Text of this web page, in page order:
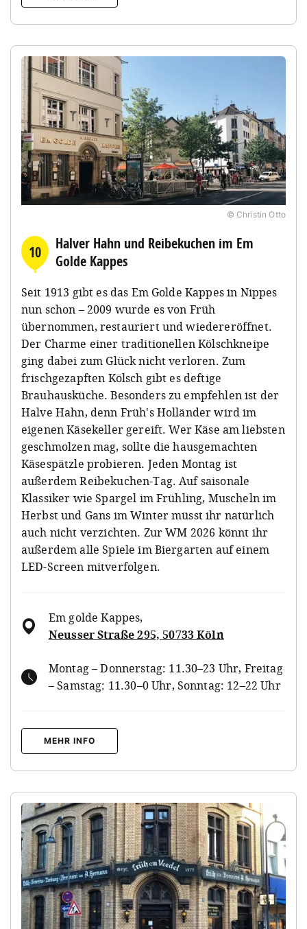
© Christin Otto
10
Halver Hahn und Reibekuchen im Em
Golde Kappes
Seit 1913 gibt es das Em Golde Kappes in Nippes
nun schon – 2009 wurde es von Früh
übernommen, restauriert und wiedereröffnet.
Der Charme einer traditionellen Kölschkneipe
ging dabei zum Glück nicht verloren. Zum
frischgezapften Kölsch gibt es deftige
Brauhausküche. Besonders zu empfehlen ist der
Halve Hahn, denn Früh's Holländer wird im
eigenen Käsekeller gereift. Wer Käse am liebsten
geschmolzen mag, sollte die hausgemachten
Käsespätzle probieren. Jeden Montag ist
außerdem Reibekuchen-Tag. Auf saisonale
Klassiker wie Spargel im Frühling, Muscheln im
Herbst und Gans im Winter müsst ihr natürlich
auch nicht verzichten. Zur WM 2026 könnt ihr
außerdem alle Spiele im Biergarten auf einem
LED-Screen mitverfolgen.
Em golde Kappes,
Neusser Straße 295, 50733 Köln
Montag – Donnerstag: 11.30–23 Uhr, Freitag
– Samstag: 11.30–0 Uhr, Sonntag: 12–22 Uhr
MEHR INFO